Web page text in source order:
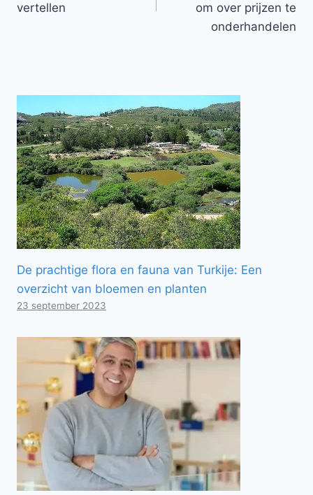
vertellen
om over prijzen te
onderhandelen
De prachtige flora en fauna van Turkije: Een
overzicht van bloemen en planten
23 september 2023